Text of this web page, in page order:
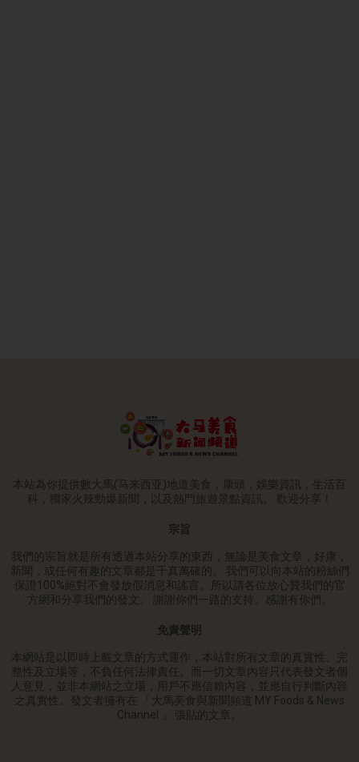
本站為你提供數大馬(马来西亚)地道美食，康頭，娛樂資訊，生活百
科，獨家火辣勁爆新聞，以及熱門旅遊景點資訊。 歡迎分享！
宗旨
我們的宗旨就是所有透過本站分享的東西，無論是美食文章，好康，
新聞，或任何有趣的文章都是千真萬確的。 我們可以向本站的粉絲們
保證100%絕對不會發放假消息和謠言。所以請各位放心贊我們的官
方網和分享我們的發文。 謝謝你們一路的支持。感謝有你們。
免責聲明
本網站是以即時上載文章的方式運作，本站對所有文章的真實性、完
整性及立場等，不負任何法律責任。而一切文章內容只代表發文者個
人意見，並非本網站之立場，用戶不應信賴內容，並應自行判斷內容
之真實性。發文者擁有在 「大馬美食與新聞頻道 MY Foods & News
Channel 」 張貼的文章。